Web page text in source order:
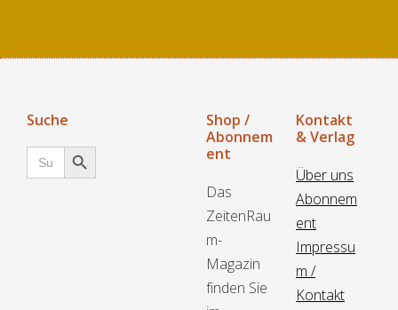
Suche
Search
for:
Search Button
Shop /
Abonnem
ent
Das
ZeitenRau
m-
Magazin
finden Sie
Kontakt
& Verlag
Über uns
Abonnem
ent
Impressu
m /
Kontakt